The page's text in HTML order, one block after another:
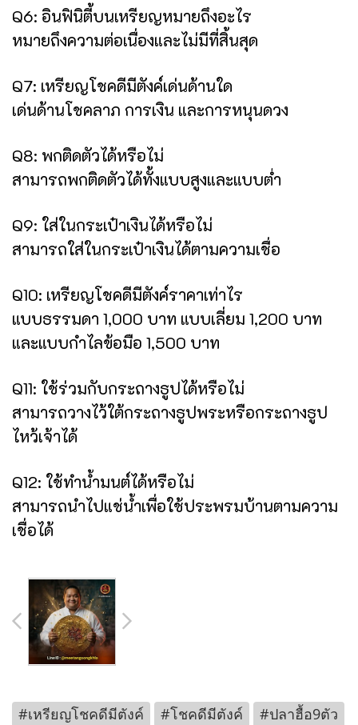
Q6: อินฟินิตี้บนเหรียญหมายถึงอะไร
หมายถึงความต่อเนื่องและไม่มีที่สิ้นสุด
Q7: เหรียญโชคดีมีตังค์เด่นด้านใด
เด่นด้านโชคลาภ การเงิน และการหนุนดวง
Q8: พกติดตัวได้หรือไม่
สามารถพกติดตัวได้ทั้งแบบสูงและแบบต่ำ
Q9: ใส่ในกระเป๋าเงินได้หรือไม่
สามารถใส่ในกระเป๋าเงินได้ตามความเชื่อ
Q10: เหรียญโชคดีมีตังค์ราคาเท่าไร
แบบธรรมดา 1,000 บาท แบบเลี่ยม 1,200 บาท
และแบบกำไลข้อมือ 1,500 บาท
Q11: ใช้ร่วมกับกระถางธูปได้หรือไม่
สามารถวางไว้ใต้กระถางธูปพระหรือกระถางธูป
ไหว้เจ้าได้
Q12: ใช้ทำน้ำมนต์ได้หรือไม่
สามารถนำไปแช่น้ำเพื่อใช้ประพรมบ้านตามความ
เชื่อได้
#เหรียญโชคดีมีตังค์ #โชคดีมีตังค์
#ปลาฮื้อ9ตัว